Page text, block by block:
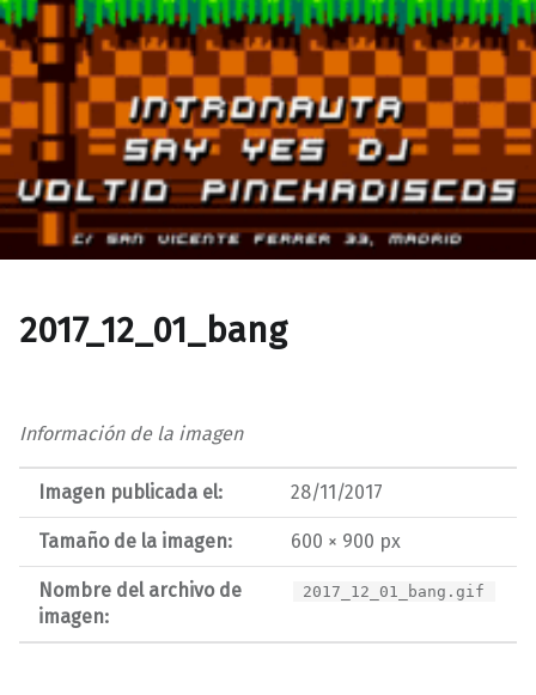
2017_12_01_bang
Información de la imagen
Imagen publicada el: 28/11/2017
Tamaño de la imagen: 600 × 900 px
Nombre del archivo de
imagen:
2017_12_01_bang.gif